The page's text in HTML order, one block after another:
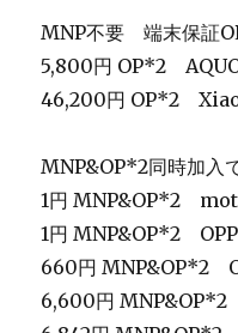
MNP不要 端末保証
5,800円 OP*2
46,200円 OP*2
MNP&OP*2同時加入
1円 MNP&OP*2
1円 MNP&OP*2
660円 MNP&OP*2
6,600円